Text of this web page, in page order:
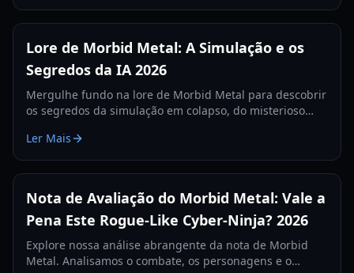
Lore de Morbid Metal: A Simulação e os
Segredos da IA 2026
Mergulhe fundo na lore de Morbid Metal para descobrir
os segredos da simulação em colapso, do misterioso
Eden.
Ler Mais
Nota de Avaliação do Morbid Metal: Vale a
Pena Este Rogue-Like Cyber-Ninja? 2026
Explore nossa análise abrangente da nota de Morbid
Metal. Analisamos o combate, os personagens e o